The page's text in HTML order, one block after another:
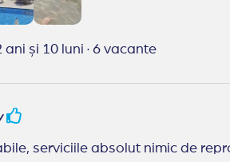
ani și 10 luni · 6 vacante
serviciile absolut nimic de